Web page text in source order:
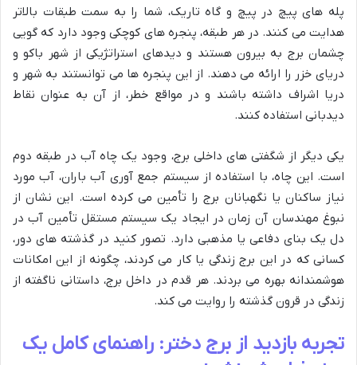
پله های پیچ در پیچ و گاه تاریک، شما را به سمت طبقات بالاتر
هدایت می کنند. در هر طبقه، پنجره های کوچکی وجود دارد که گویی
چشمان برج به بیرون هستند و دیدهای استراتژیکی از شهر باکو و
دریای خزر را ارائه می دهند. از این پنجره ها می توانستند به شهر و
دریا اشراف داشته باشند و در مواقع خطر، از آن به عنوان نقاط
دیدبانی استفاده کنند.
یکی دیگر از شگفتی های داخلی برج، وجود یک چاه آب در طبقه دوم
است. این چاه، با استفاده از سیستم جمع آوری آب باران، آب مورد
نیاز ساکنان یا نگهبانان برج را تأمین می کرده است. این نشان از
نبوغ مهندسان آن زمان در ایجاد یک سیستم مستقل تأمین آب در
دل یک بنای دفاعی یا مذهبی دارد. تصور کنید در گذشته های دور،
کسانی که در این برج زندگی یا کار می کردند، چگونه از این امکانات
هوشمندانه بهره می بردند. هر قدم در داخل برج، داستانی ناگفته از
زندگی در قرون گذشته را روایت می کند.
تجربه بازدید از برج دختر: راهنمای کامل یک